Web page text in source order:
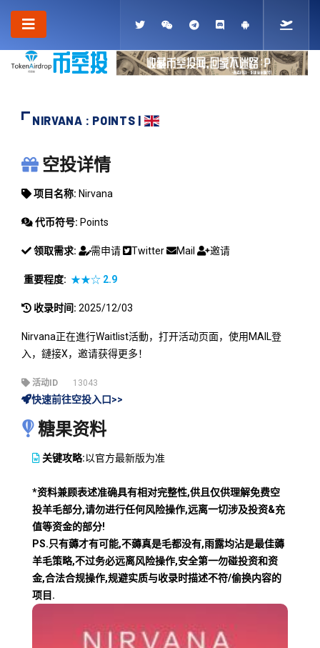
NIRVANA : POINTS |
NIRVANA
空投详情
项目名称: Nirvana
代币符号: Points
领取需求: 需申请 Twitter Mail 邀请
重要程度: ★★☆ 2.9
收录时间: 2025/12/03
Nirvana正在進行Waitlist活動，打开活动页面，使用MAIL登
入，鏈接X，邀请获得更多！
活动ID 13043
快速前往空投入口>>
糖果资料
关键攻略:以官方最新版为准
*资料兼顾表述准确具有相对完整性,供且仅供理解免费空
投羊毛部分,请勿进行任何风险操作,远离一切涉及投资&充
值等资金的部分!
PS.只有薅才有可能,不薅真是毛都没有,雨露均沾是最佳薅
羊毛策略,不过务必远离风险操作,安全第一勿碰投资和资
金,合法合规操作,规避实质与收录时描述不符/偷换内容的
项目.